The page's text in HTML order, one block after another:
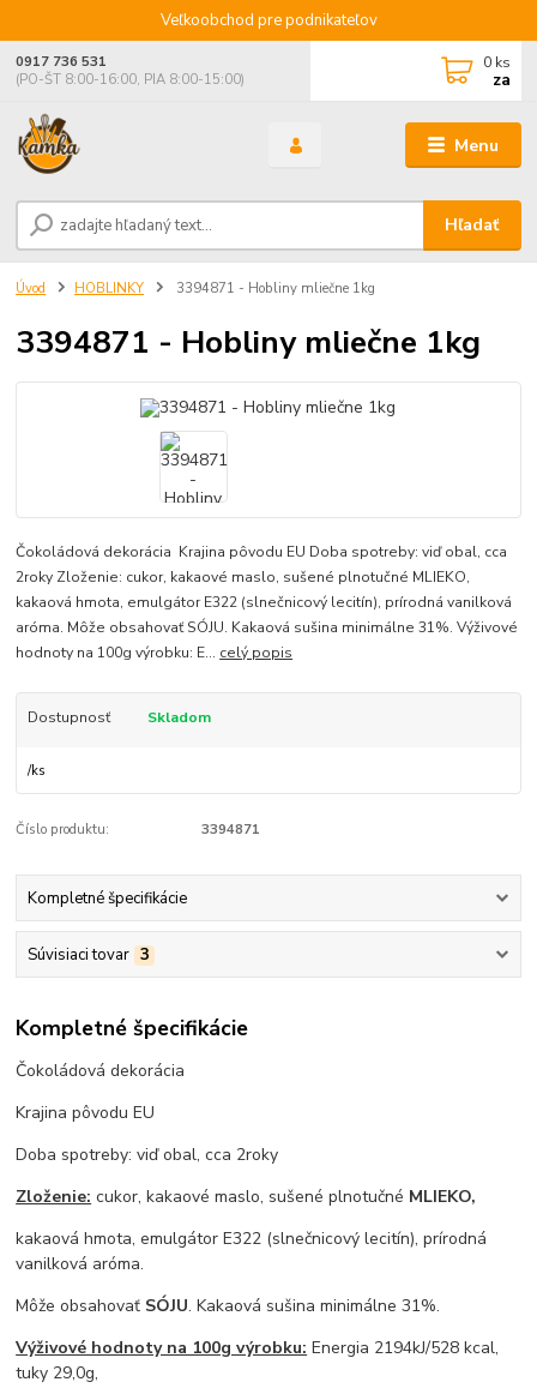
Veľkoobchod pre podnikateľov
Menu
Hľadať
0917 736 531
(PO-ŠT 8:00-16:00, PIA 8:00-15:00)
0 ks
za
Úvod HOBLINKY 3394871 - Hobliny mliečne 1kg
3394871 - Hobliny mliečne 1kg
Čokoládová dekorácia Krajina pôvodu EU Doba spotreby: viď obal, cca
2roky Zloženie: cukor, kakaové maslo, sušené plnotučné MLIEKO,
kakaová hmota, emulgátor E322 (slnečnicový lecitín), prírodná vanilková
aróma. Môže obsahovať SÓJU. Kakaová sušina minimálne 31%. Výživové
hodnoty na 100g výrobku: E... celý popis
Dostupnosť Skladom
/ks
Číslo produktu: 3394871
Kompletné špecifikácie
Súvisiaci tovar 3
Kompletné špecifikácie
Čokoládová dekorácia
Krajina pôvodu EU
Doba spotreby: viď obal, cca 2roky
Zloženie: cukor, kakaové maslo, sušené plnotučné MLIEKO,
kakaová hmota, emulgátor E322 (slnečnicový lecitín), prírodná
vanilková aróma.
Môže obsahovať SÓJU. Kakaová sušina minimálne 31%.
Výživové hodnoty na 100g výrobku: Energia 2194kJ/528 kcal,
tuky 29,0g,